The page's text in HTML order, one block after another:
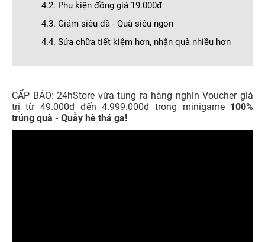
4.2. Phụ kiện đồng giá 19.000đ
4.3. Giảm siêu đã - Quà siêu ngon
4.4. Sửa chữa tiết kiệm hơn, nhận quà nhiều hơn
CẤP BÁO: 24hStore vừa tung ra hàng nghìn Voucher giá
trị từ 49.000đ đến 4.999.000đ trong minigame 100%
trúng quà - Quẫy hè thả ga!